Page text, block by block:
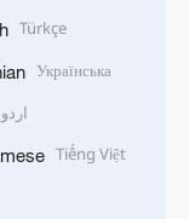
Türkçe
Українська
اردو
Tiếng Việt